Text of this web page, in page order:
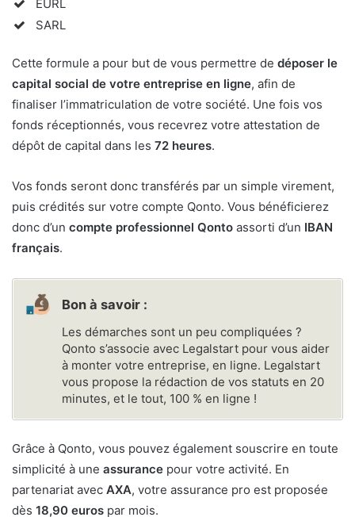
EURL
SARL
Cette formule a pour but de vous permettre de déposer le
capital social de votre entreprise en ligne, afin de
finaliser l’immatriculation de votre société. Une fois vos
fonds réceptionnés, vous recevrez votre attestation de
dépôt de capital dans les 72 heures.
Vos fonds seront donc transférés par un simple virement,
puis crédités sur votre compte Qonto. Vous bénéficierez
donc d’un compte professionnel Qonto assorti d’un IBAN
français.
Bon à savoir :
Les démarches sont un peu compliquées ?
Qonto s’associe avec Legalstart pour vous aider
à monter votre entreprise, en ligne. Legalstart
vous propose la rédaction de vos statuts en 20
minutes, et le tout, 100 % en ligne !
Grâce à Qonto, vous pouvez également souscrire en toute
simplicité à une assurance pour votre activité. En
partenariat avec AXA, votre assurance pro est proposée
dès 18,90 euros par mois.